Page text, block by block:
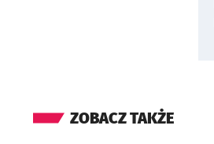
ZOBACZ TAKŻE